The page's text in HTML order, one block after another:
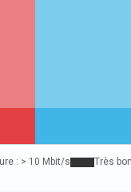
: > 10 Mbit/s Très